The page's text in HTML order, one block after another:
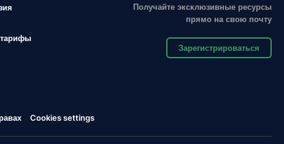
Получайте эксклюзивные ресурсы
прямо на свою почту
Зарегистрироваться
Cookies settings